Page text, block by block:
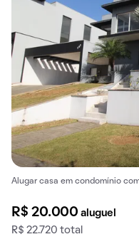
Alugar casa em condomínio
R$ 20.000aluguel
R$ 22.720 total